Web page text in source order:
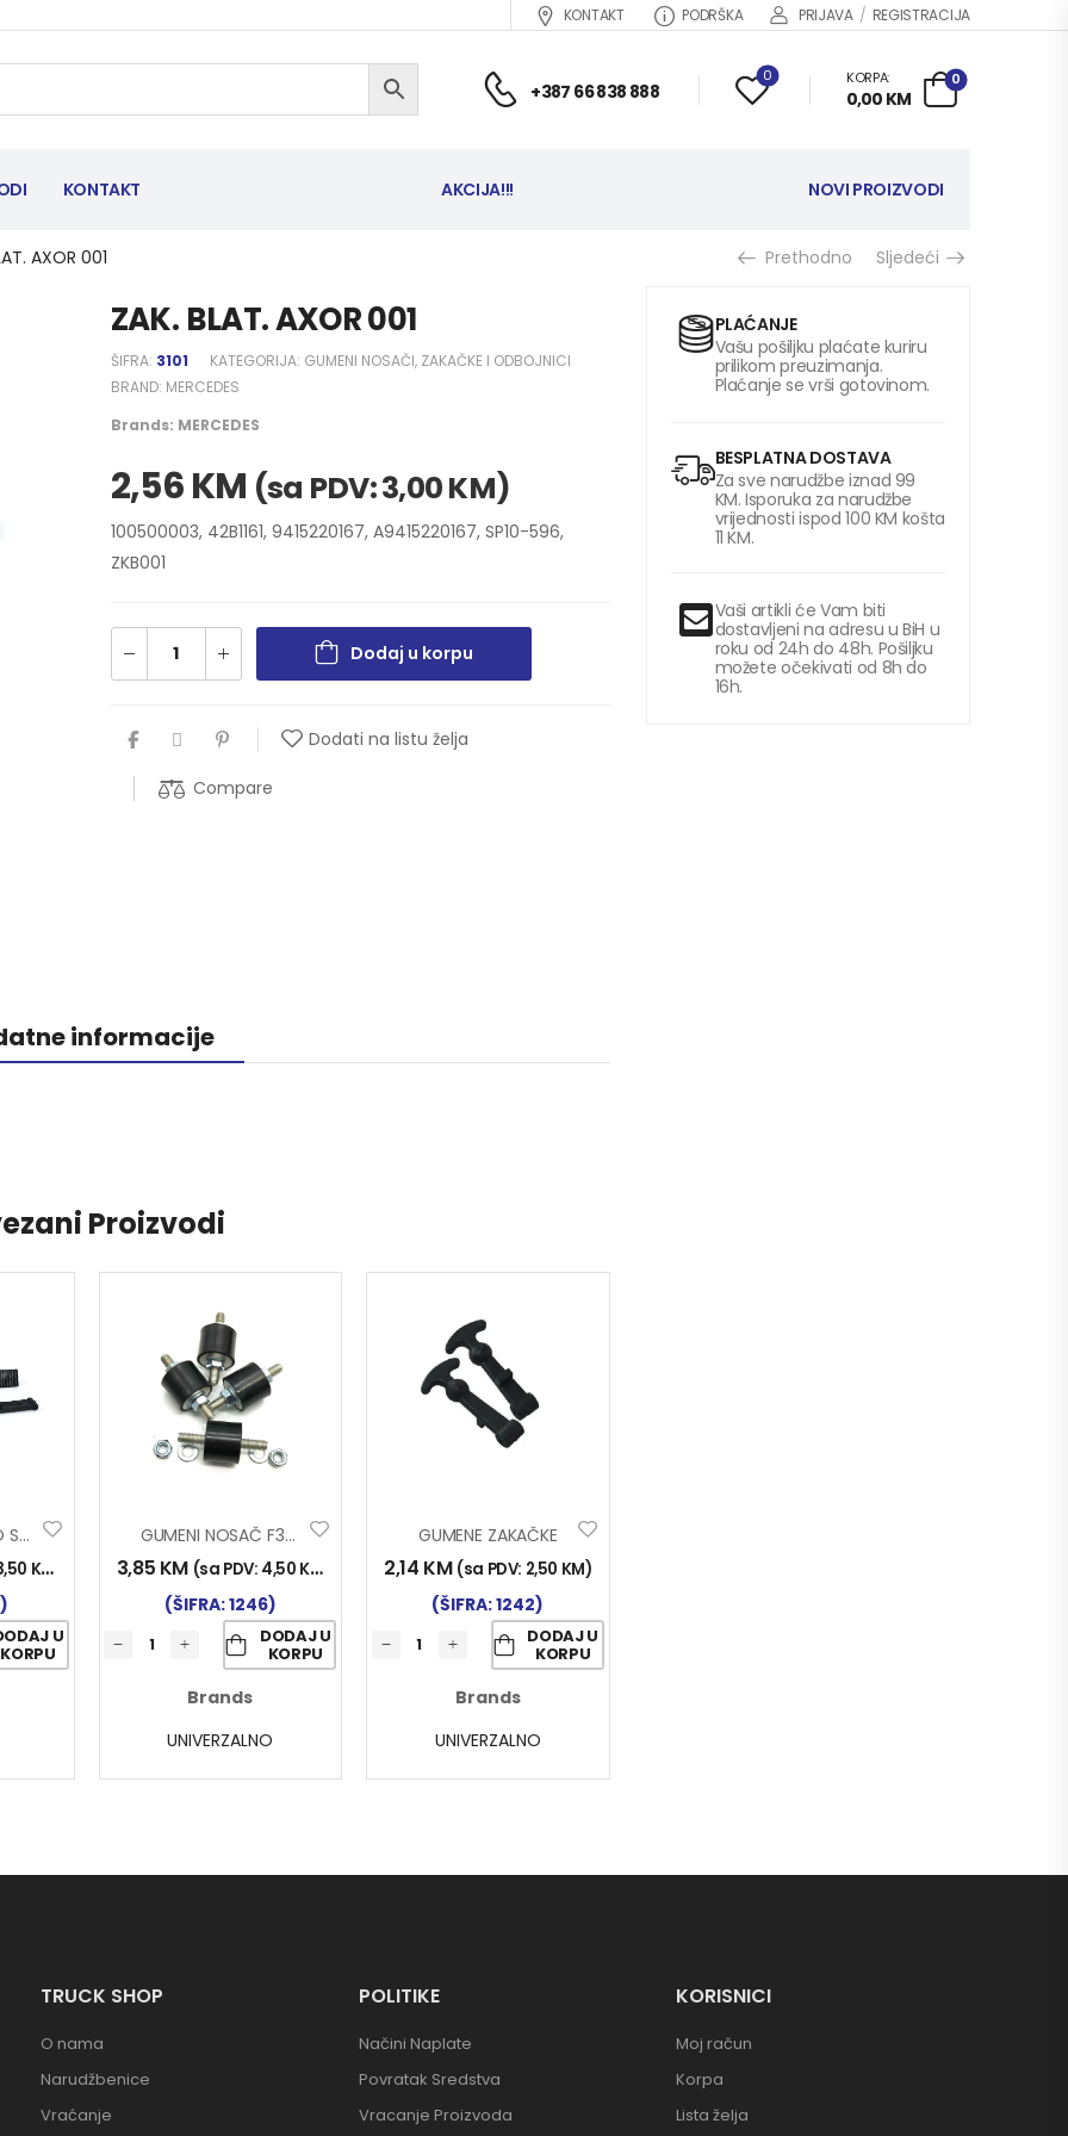
KONTAKT PODRŠKA PRIJAVA / REGISTRACIJA
+387 66 838 888
0 KORPA:
0,00 KM
0
KONTAKT AKCIJA!!! NOVI PROIZVODI
AXOR 001 Prethodno Sljedeći
ZAK. BLAT. AXOR 001
ŠIFRA: 3101 KATEGORIJA: GUMENI NOSAČI, ZAKAČKE I ODBOJNICI
BRAND: MERCEDES
Brands: MERCEDES
2,56KM (sa PDV:3,00KM)
100500003, 42B1161, 9415220167, A9415220167, SP10-596,
ZKB001
Dodaj u korpu
Dodati na listu želja
Compare
informacije
Proizvodi
ZAK. BLAT. IVECO STRALIS 011
KM
U
KORPU
GUMENI NOSAČ F30 M6 V.V
3,85 KM (sa PDV: 4,50 KM
(ŠIFRA: 1246)
DODAJ U
KORPU
Brands
UNIVERZALNO
GUMENE ZAKAČKE
2,14 KM (sa PDV: 2,50 KM)
(ŠIFRA: 1242)
DODAJ U
KORPU
Brands
UNIVERZALNO
PLAĆANJE
Vašu pošiljku plaćate kuriru
prilikom preuzimanja.
Plaćanje se vrši gotovinom.
BESPLATNA DOSTAVA
Za sve narudžbe iznad 99
KM. Isporuka za narudžbe
vrijednosti ispod 100 KM košta
11 KM.
Vaši artikli će Vam biti
dostavljeni na adresu u BiH u
roku od 24h do 48h. Pošiljku
možete očekivati od 8h do
16h.
TRUCK SHOP
O nama
Narudžbenice
Vraćanje
POLITIKE
Načini Naplate
Povratak Sredstva
Vracanje Proizvoda
KORISNICI
Moj račun
Korpa
Lista želja